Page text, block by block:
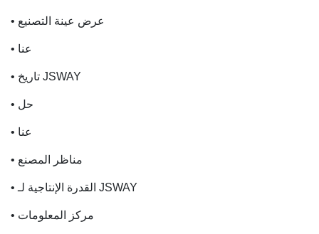
• عرض عينة التصنيع
• عنا
• تاريخ JSWAY
• حل
• عنا
• مناظر المصنع
• القدرة الإنتاجية لـ JSWAY
• مركز المعلومات